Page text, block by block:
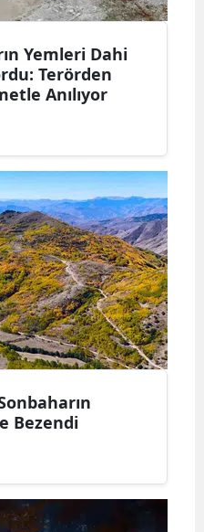
Yalova
Karabük
Kilis
Düzce
Yemleri Dahi
Terörden
Anılıyor
Bezendi